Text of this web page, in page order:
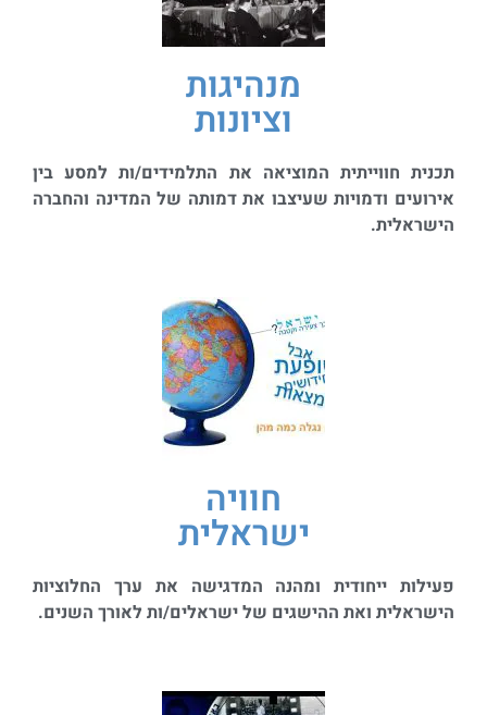
מנהיגות
וציונות
תכנית חווייתית המוציאה את התלמידים/ות למסע בין
אירועים ודמויות שעיצבו את דמותה של המדינה והחברה
הישראלית.
חוויה
ישראלית
פעילות ייחודית ומהנה המדגישה את ערך החלוציות
הישראלית ואת ההישגים של ישראלים/ות לאורך השנים.